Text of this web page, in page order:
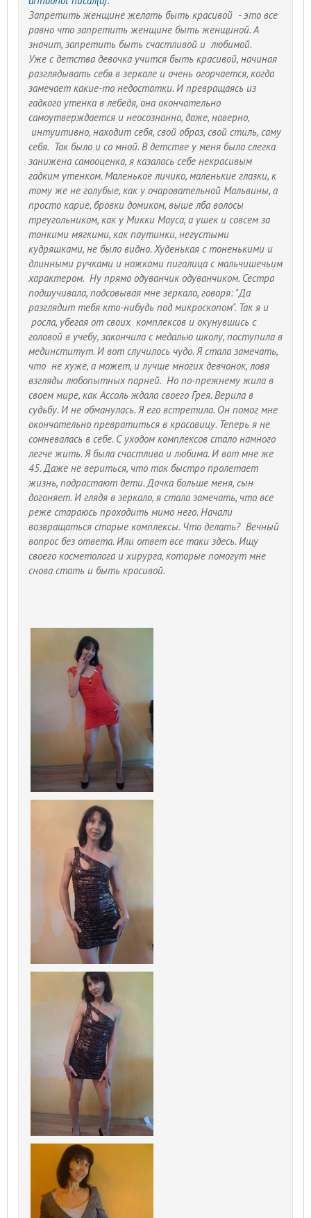
Запретить женщине желать быть красивой - это все
равно что запретить женщине быть женщиной. А
значит, запретить быть счастливой и любимой.
Уже с детства девочка учится быть красивой, начиная
разглядывать себя в зеркале и очень огорчается, когда
замечает какие-то недостатки. И превращаясь из
гадкого утенка в лебедя, она окончательно
самоутверждается и неосознанно, даже, наверно,
интуитивно, находит себя, свой образ, свой стиль, саму
себя. Так было и со мной. В детстве у меня была слегка
занижена самооценка, я казалась себе некрасивым
гадким утенком. Маленькое личико, маленькие глазки, к
тому же не голубые, как у очаровательной Мальвины, а
просто карие, бровки домиком, выше лба волосы
треугольником, как у Микки Мауса, а ушек и совсем за
тонкими мягкими, как паутинки, негустыми
кудряшками, не было видно. Худенькая с тоненькими и
длинными ручками и ножками пигалица с мальчишечьим
характером. Ну прямо одуванчик одуванчиком. Сестра
подшучивала, подсовывая мне зеркало, говоря: "Да
разглядит тебя кто-нибудь под микроскопом". Так я и
росла, убегая от своих комплексов и окунувшись с
головой в учебу, закончила с медалью школу, поступила в
мединститут. И вот случилось чудо. Я стала замечать,
что не хуже, а может, и лучше многих девчонок, ловя
взгляды любопытных парней. Но по-прежнему жила в
своем мире, как Ассоль ждала своего Грея. Верила в
судьбу. И не обманулась. Я его встретила. Он помог мне
окончательно превратиться в красавицу. Теперь я не
сомневалась в себе. С уходом комплексов стало намного
легче жить. Я была счастлива и любима. И вот мне же
45. Даже не вериться, что так быстро пролетает
жизнь, подрастают дети. Дочка больше меня, сын
догоняет. И глядя в зеркало, я стала замечать, что все
реже стараюсь проходить мимо него. Начали
возвращаться старые комплексы. Что делать? Вечный
вопрос без ответа. Или ответ все таки здесь. Ищу
своего косметолога и хирурга, которые помогут мне
снова стать и быть красивой.